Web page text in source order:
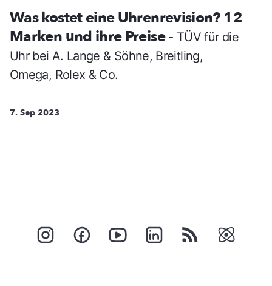
Was kostet eine Uhrenrevision? 12
Marken und ihre Preise - TÜV für die
Uhr bei A. Lange & Söhne, Breitling,
Omega, Rolex & Co.
7. Sep 2023